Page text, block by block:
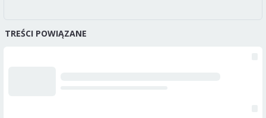
TREŚCI POWIĄZANE